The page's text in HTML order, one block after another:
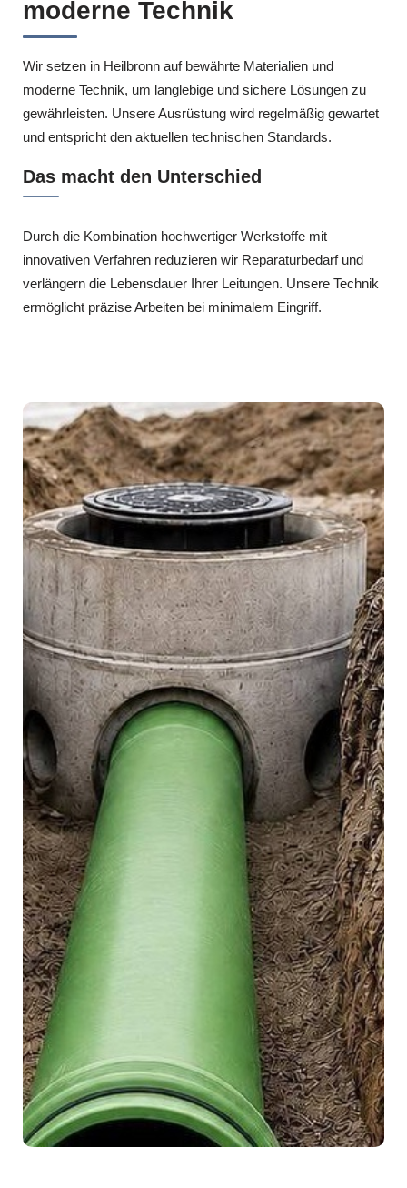
moderne Technik
Wir setzen in Heilbronn auf bewährte Materialien und
moderne Technik, um langlebige und sichere Lösungen zu
gewährleisten. Unsere Ausrüstung wird regelmäßig gewartet
und entspricht den aktuellen technischen Standards.
Das macht den Unterschied
Durch die Kombination hochwertiger Werkstoffe mit
innovativen Verfahren reduzieren wir Reparaturbedarf und
verlängern die Lebensdauer Ihrer Leitungen. Unsere Technik
ermöglicht präzise Arbeiten bei minimalem Eingriff.